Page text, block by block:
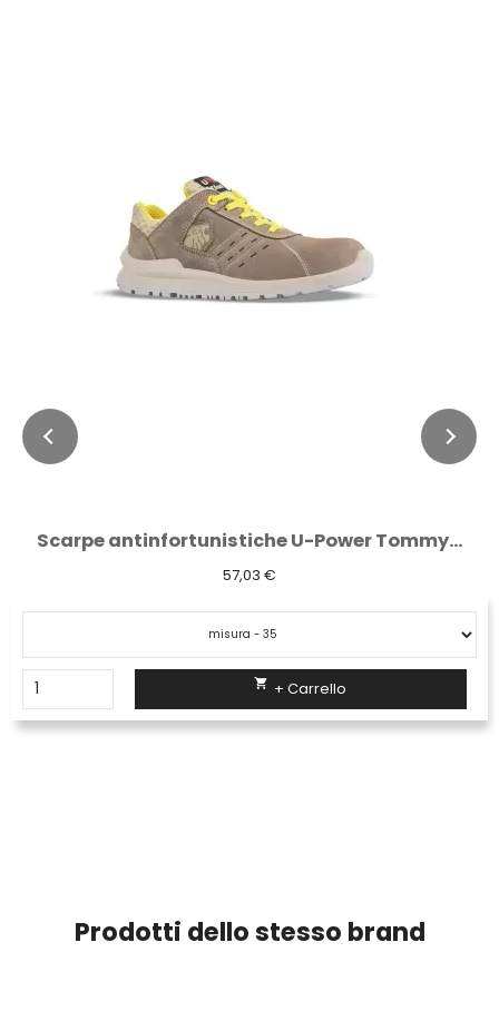
Scarpe antinfortunistiche U-Power Tommy...
57,03 €
 + Carrello
Prodotti dello stesso brand